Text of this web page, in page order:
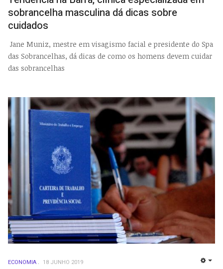
sobrancelha masculina dá dicas sobre
cuidados
Jane Muniz, mestre em visagismo facial e presidente do Spa
das Sobrancelhas, dá dicas de como os homens devem cuidar
das sobrancelhas
ECONOMIA 18 JUNHO 2019